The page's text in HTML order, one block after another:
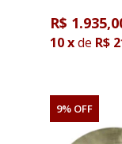
R$
10xde R$
9% OFF